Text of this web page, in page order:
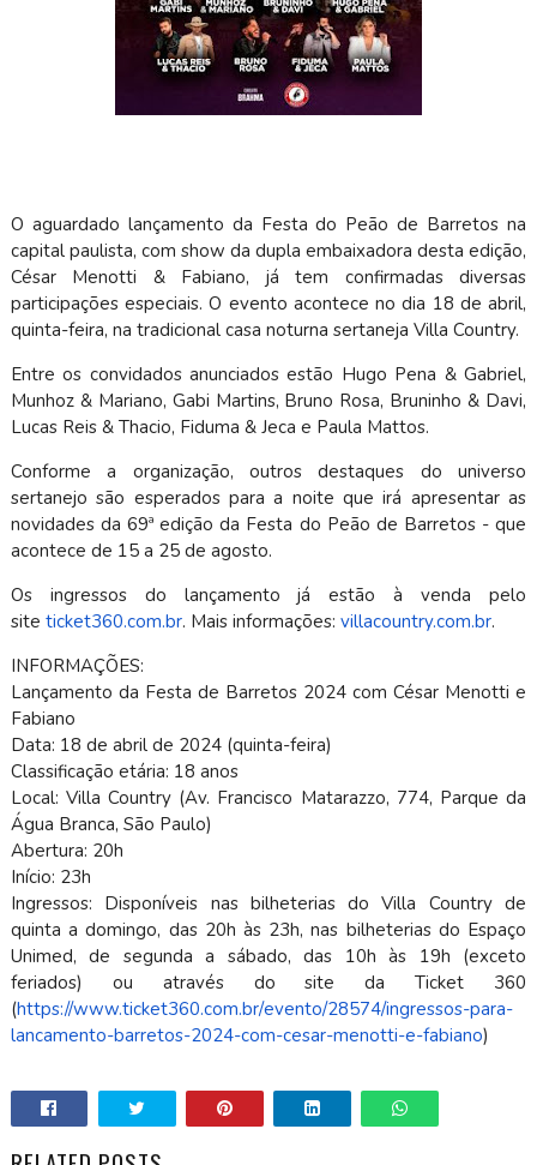
O aguardado lançamento da Festa do Peão de Barretos na
capital paulista, com show da dupla embaixadora desta edição,
César Menotti & Fabiano, já tem confirmadas diversas
participações especiais. O evento acontece no dia 18 de abril,
quinta-feira, na tradicional casa noturna sertaneja Villa Country.
Entre os convidados anunciados estão Hugo Pena & Gabriel,
Munhoz & Mariano, Gabi Martins, Bruno Rosa, Bruninho & Davi,
Lucas Reis & Thacio, Fiduma & Jeca e Paula Mattos.
Conforme a organização, outros destaques do universo
sertanejo são esperados para a noite que irá apresentar as
novidades da 69⁠ª edição da Festa do Peão de Barretos - que
acontece de 15 a 25 de agosto.
Os ingressos do lançamento já estão à venda pelo
site ticket360.com.br. Mais informações: villacountry.com.br.
INFORMAÇÕES:
Lançamento da Festa de Barretos 2024 com César Menotti e
Fabiano
Data: 18 de abril de 2024 (quinta-feira)
Classificação etária: 18 anos
Local: Villa Country (Av. Francisco Matarazzo, 774, Parque da
Água Branca, São Paulo)
Abertura: 20h
Início: 23h
Ingressos: Disponíveis nas bilheterias do Villa Country de
quinta a domingo, das 20h às 23h, nas bilheterias do Espaço
Unimed, de segunda a sábado, das 10h às 19h (exceto
feriados) ou através do site da Ticket 360
(https://www.ticket360.com.br/evento/28574/ingressos-para-
lancamento-barretos-2024-com-cesar-menotti-e-fabiano)